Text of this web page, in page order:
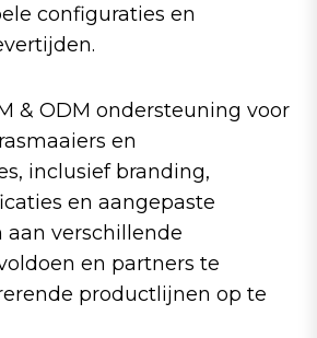
configuraties en
& ODM ondersteuning voor
en
inclusief branding,
en aangepaste
verschillende
en partners te
productlijnen op te